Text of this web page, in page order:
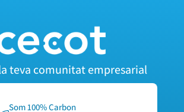
teva comunitat empresarial
Som 100% Carbon